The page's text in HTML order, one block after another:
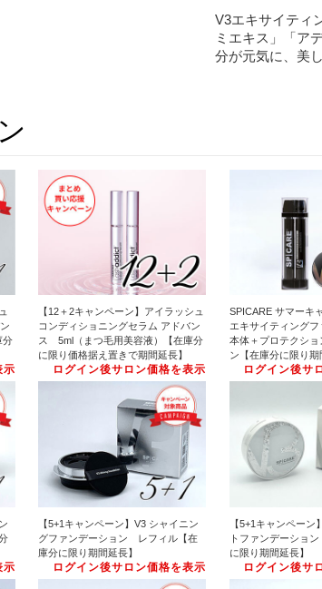
V3エキサイティ
ミエキス」「ア
分が元気に、美
分
示
【12＋2キャンペーン】アイラッシュ
コンディショニングセラム アドバン
ス 5ml（まつ毛用美容液）【在庫分
に限り価格据え置きで期間延長】
ログイン後サロン価格を表示
SPICARE サマーキ
エキサイティング
本体＋プロテクショ
ン【在庫分に限り期
ログイン後サ
示
【5+1キャンペーン】V3 シャイニン
グファンデーション レフィル【在
庫分に限り期間延長】
ログイン後サロン価格を表示
【5+1キャンペーン
トファンデーショ
に限り期間延長】
ログイン後サ